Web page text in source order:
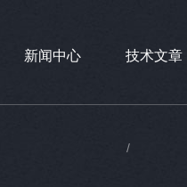
新闻中心 技术文章